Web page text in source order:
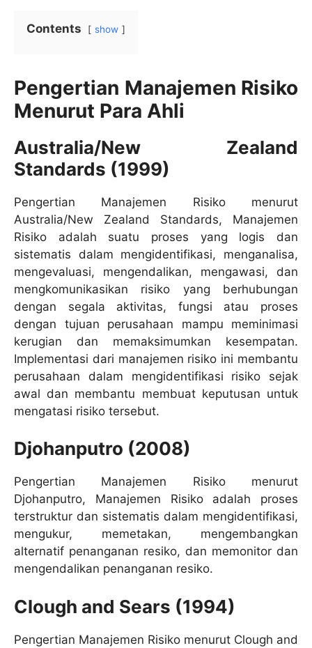
Contents show
Pengertian Manajemen Risiko
Menurut Para Ahli
Australia/New Zealand
Standards (1999)
Pengertian Manajemen Risiko menurut
Australia/New Zealand Standards, Manajemen
Risiko adalah suatu proses yang logis dan
sistematis dalam mengidentifikasi, menganalisa,
mengevaluasi, mengendalikan, mengawasi, dan
mengkomunikasikan risiko yang berhubungan
dengan segala aktivitas, fungsi atau proses
dengan tujuan perusahaan mampu meminimasi
kerugian dan memaksimumkan kesempatan.
Implementasi dari manajemen risiko ini membantu
perusahaan dalam mengidentifikasi risiko sejak
awal dan membantu membuat keputusan untuk
mengatasi risiko tersebut.
Djohanputro (2008)
Pengertian Manajemen Risiko menurut
Djohanputro, Manajemen Risiko adalah proses
terstruktur dan sistematis dalam mengidentifikasi,
mengukur, memetakan, mengembangkan
alternatif penanganan resiko, dan memonitor dan
mengendalikan penanganan resiko.
Clough and Sears (1994)
Pengertian Manajemen Risiko menurut Clough and